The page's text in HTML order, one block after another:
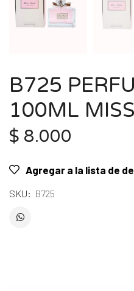
B725
100ML
$ 8.000
Agregar a la lista de
SKU: B725